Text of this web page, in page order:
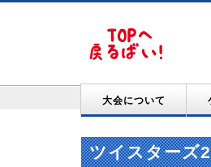
大会について
ツイスター